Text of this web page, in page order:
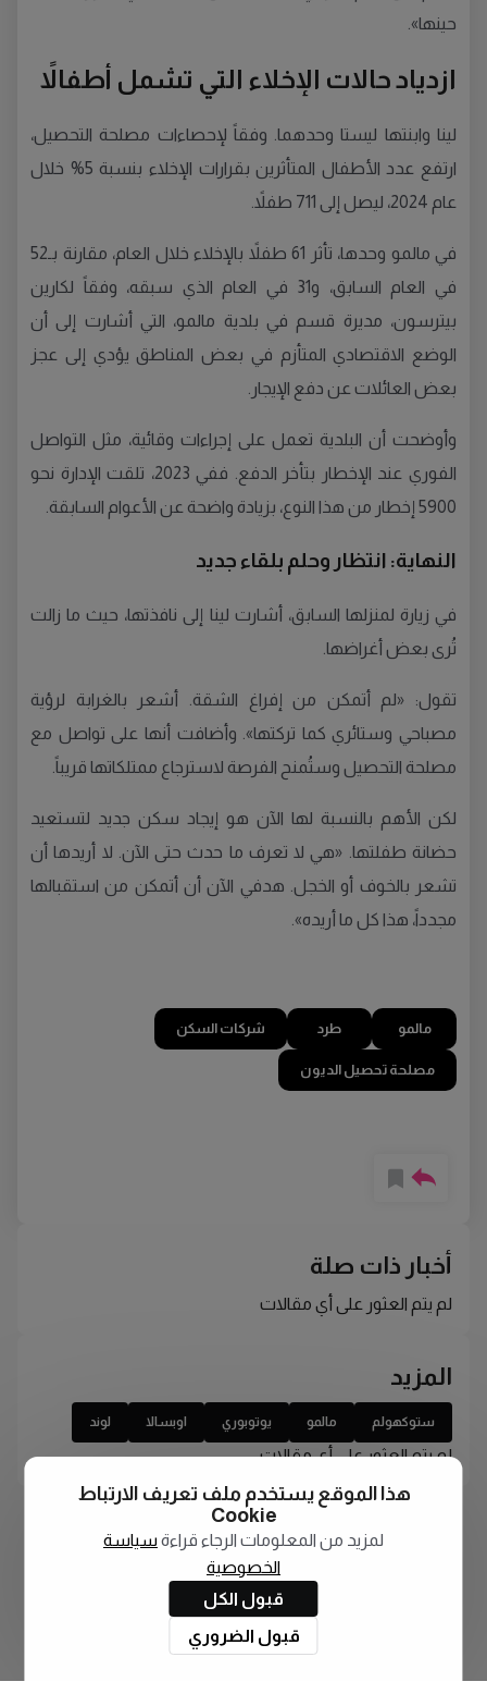
حينها».
ازدياد حالات الإخلاء التي تشمل أطفالاً
لينا وابنتها ليستا وحدهما. وفقاً لإحصاءات مصلحة التحصيل،
ارتفع عدد الأطفال المتأثرين بقرارات الإخلاء بنسبة 5% خلال
عام 2024، ليصل إلى 711 طفلاً.
في مالمو وحدها، تأثر 61 طفلاً بالإخلاء خلال العام، مقارنة بـ52
في العام السابق، و31 في العام الذي سبقه، وفقاً لكارين
بيترسون، مديرة قسم في بلدية مالمو، التي أشارت إلى أن
الوضع الاقتصادي المتأزم في بعض المناطق يؤدي إلى عجز
بعض العائلات عن دفع الإيجار.
وأوضحت أن البلدية تعمل على إجراءات وقائية، مثل التواصل
الفوري عند الإخطار بتأخر الدفع. ففي 2023، تلقت الإدارة نحو
5900 إخطار من هذا النوع، بزيادة واضحة عن الأعوام السابقة.
النهاية: انتظار وحلم بلقاء جديد
في زيارة لمنزلها السابق، أشارت لينا إلى نافذتها، حيث ما زالت
تُرى بعض أغراضها.
تقول: «لم أتمكن من إفراغ الشقة. أشعر بالغرابة لرؤية
مصباحي وستائري كما تركتها». وأضافت أنها على تواصل مع
مصلحة التحصيل وستُمنح الفرصة لاسترجاع ممتلكاتها قريباً.
لكن الأهم بالنسبة لها الآن هو إيجاد سكن جديد لتستعيد
حضانة طفلتها. «هي لا تعرف ما حدث حتى الآن. لا أريدها أن
تشعر بالخوف أو الخجل. هدفي الآن أن أتمكن من استقبالها
مجدداً، هذا كل ما أريده».
مالمو طرد شركات السكن
مصلحة تحصيل الديون
أخبار ذات صلة
لم يتم العثور على أي مقالات
المزيد
ستوكهولم مالمو يوتوبوري اوبسالا لوند
لم يتم العثور على أي مقالات
هذا الموقع يستخدم ملف تعريف الارتباط
Cookie
لمزيد من المعلومات الرجاء قراءة سياسة
الخصوصية
قبول الكل
قبول الضروري